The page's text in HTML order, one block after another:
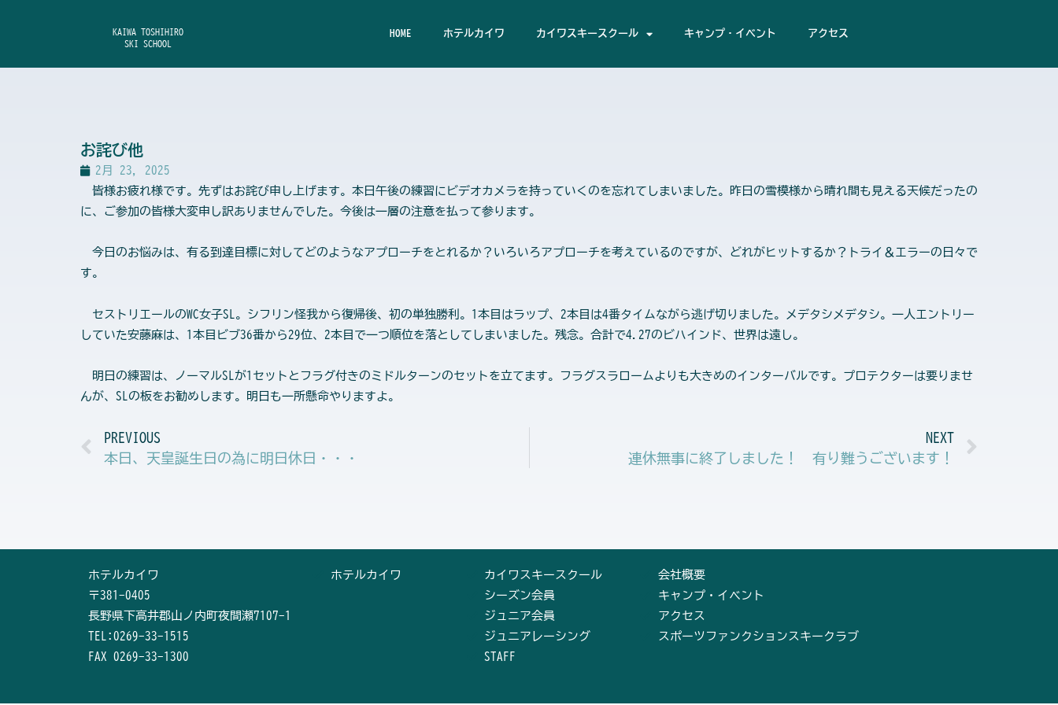
ス
KAIWA TOSHIHIRO
SKI SCHOOL
HOME ホテルカイワ カイワスキースクール キャンプ・イベント アクセス
お詫び他
2月 23, 2025
皆様お疲れ様です。先ずはお詫び申し上げます。本日午後の練習にビデオカメラを持っていくのを忘れてしまいました。昨日の雪模様から晴れ間も見える天候だったの
に、ご参加の皆様大変申し訳ありませんでした。今後は一層の注意を払って参ります。
今日のお悩みは、有る到達目標に対してどのようなアプローチをとれるか？いろいろアプローチを考えているのですが、どれがヒットするか？トライ＆エラーの日々で
す。
セストリエールのWC女子SL。シフリン怪我から復帰後、初の単独勝利。1本目はラップ、2本目は4番タイムながら逃げ切りました。メデタシメデタシ。一人エントリー
していた安藤麻は、1本目ビブ36番から29位、2本目で一つ順位を落としてしまいました。残念。合計で4.27のビハインド、世界は遠し。
明日の練習は、ノーマルSLが1セットとフラグ付きのミドルターンのセットを立てます。フラグスラロームよりも大きめのインターバルです。プロテクターは要りませ
んが、SLの板をお勧めします。明日も一所懸命やりますよ。
Prev
PREVIOUS
本日、天皇誕生日の為に明日休日・・・
NEXT
連休無事に終了しました！ 有り難うございます！
ホテルカイワ
〒381-0405
長野県下高井郡山ノ内町夜間瀬7107-1
TEL:0269-33-1515
FAX 0269-33-1300
ホテルカイワ
カイワスキースクール
シーズン会員
ジュニア会員
ジュニアレーシング
STAFF
会社概要
キャンプ・イベント
アクセス
スポーツファンクションスキークラブ